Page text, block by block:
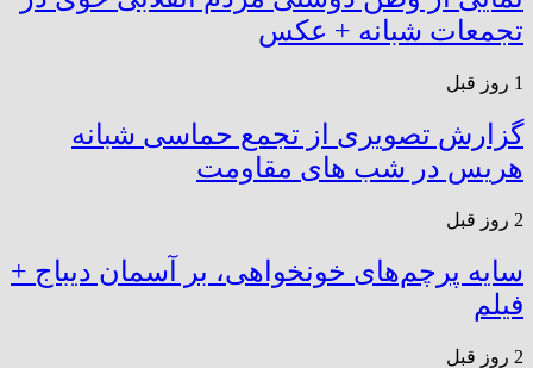
تجمعات شبانه + عکس
1 روز قبل
گزارش تصویری از تجمع حماسی شبانه
هریس در شب های مقاومت
2 روز قبل
سایه پرچم‌های خونخواهی، بر آسمان دیباج +
فیلم
2 روز قبل